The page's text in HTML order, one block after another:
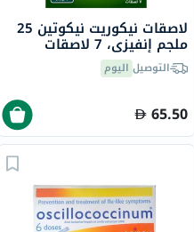
لاصقات نيكوريت نيكوتين 25
ملجم إنفيزي، 7 لاصقات
التوصيل اليوم
65.50